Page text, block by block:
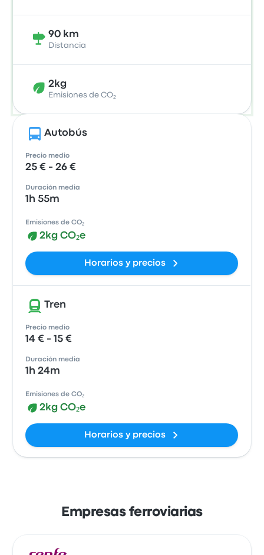
90 km
Distancia
2kg
Emisiones de CO₂
Autobús
Precio medio
25 € - 26 €
Duración media
1h 55m
Emisiones de CO₂
2kg CO₂e
Horarios y precios
Tren
Precio medio
14 € - 15 €
Duración media
1h 24m
Emisiones de CO₂
2kg CO₂e
Horarios y precios
Empresas ferroviarias